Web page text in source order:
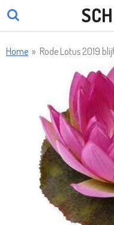
Ga
de
Home » Rode Lotus 2019